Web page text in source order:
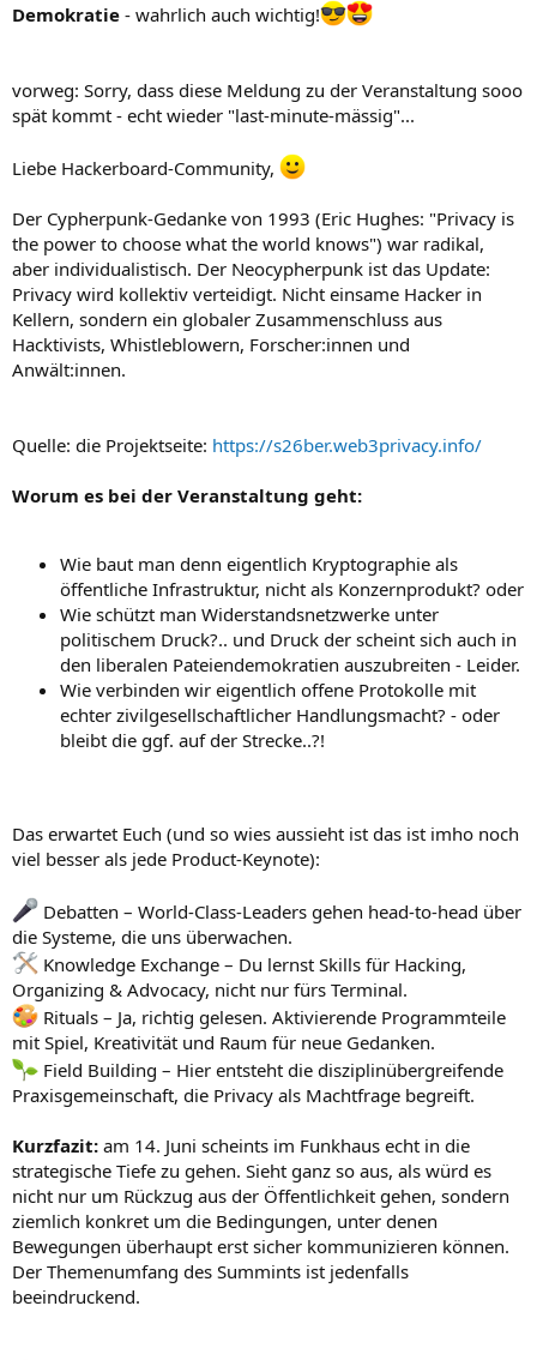
Demokratie - wahrlich auch wichtig!
vorweg: Sorry, dass diese Meldung zu der Veranstaltung sooo
spät kommt - echt wieder "last-minute-mässig"...
Liebe Hackerboard-Community,
Der Cypherpunk-Gedanke von 1993 (Eric Hughes: "Privacy is
the power to choose what the world knows") war radikal,
aber individualistisch. Der Neocypherpunk ist das Update:
Privacy wird kollektiv verteidigt. Nicht einsame Hacker in
Kellern, sondern ein globaler Zusammenschluss aus
Hacktivists, Whistleblowern, Forscher:innen und
Anwält:innen.
Quelle: die Projektseite: https://s26ber.web3privacy.info/
Worum es bei der Veranstaltung geht:
Wie baut man denn eigentlich Kryptographie als
öffentliche Infrastruktur, nicht als Konzernprodukt? oder
Wie schützt man Widerstandsnetzwerke unter
politischem Druck?.. und Druck der scheint sich auch in
den liberalen Pateiendemokratien auszubreiten - Leider.
Wie verbinden wir eigentlich offene Protokolle mit
echter zivilgesellschaftlicher Handlungsmacht? - oder
bleibt die ggf. auf der Strecke..?!
Das erwartet Euch (und so wies aussieht ist das ist imho noch
viel besser als jede Product-Keynote):
Debatten – World-Class-Leaders gehen head-to-head über
die Systeme, die uns überwachen.
Knowledge Exchange – Du lernst Skills für Hacking,
Organizing & Advocacy, nicht nur fürs Terminal.
Rituals – Ja, richtig gelesen. Aktivierende Programmteile
mit Spiel, Kreativität und Raum für neue Gedanken.
Field Building – Hier entsteht die disziplinübergreifende
Praxisgemeinschaft, die Privacy als Machtfrage begreift.
Kurzfazit: am 14. Juni scheints im Funkhaus echt in die
strategische Tiefe zu gehen. Sieht ganz so aus, als würd es
nicht nur um Rückzug aus der Öffentlichkeit gehen, sondern
ziemlich konkret um die Bedingungen, unter denen
Bewegungen überhaupt erst sicher kommunizieren können.
Der Themenumfang des Summints ist jedenfalls
beeindruckend.